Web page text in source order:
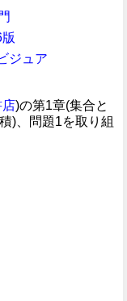
ジュア
店)の第1章(集合と
)、問題1を取り組